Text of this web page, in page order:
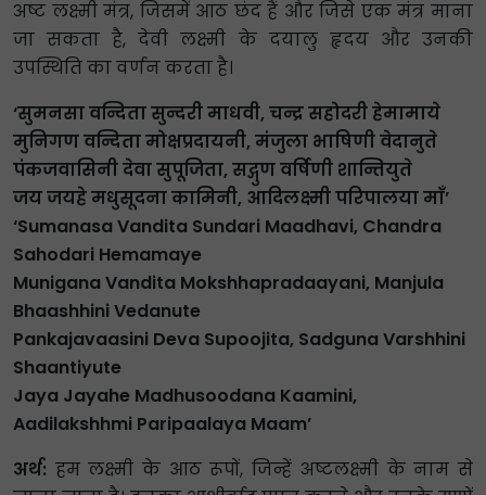
अष्ट लक्ष्मी मंत्र, जिसमें आठ छंद हैं और जिसे एक मंत्र माना
जा सकता है, देवी लक्ष्मी के दयालु हृदय और उनकी
उपस्थिति का वर्णन करता है।
‘सुमनसा वन्दिता सुन्दरी माधवी, चन्द्र सहोदरी हेमामाये
मुनिगण वन्दिता मोक्षप्रदायनी, मंजुला भाषिणी वेदानुते
पंकजवासिनी देवा सुपूजिता, सद्गुण वर्षिणी शान्तियुते
जय जयहे मधुसूदना कामिनी, आदिलक्ष्मी परिपालया माँ’
‘Sumanasa Vandita Sundari Maadhavi, Chandra
Sahodari Hemamaye
Munigana Vandita Mokshhapradaayani, Manjula
Bhaashhini Vedanute
Pankajavaasini Deva Supoojita, Sadguna Varshhini
Shaantiyute
Jaya Jayahe Madhusoodana Kaamini,
Aadilakshhmi Paripaalaya Maam’
अर्थ: हम लक्ष्मी के आठ रूपों, जिन्हें अष्टलक्ष्मी के नाम से